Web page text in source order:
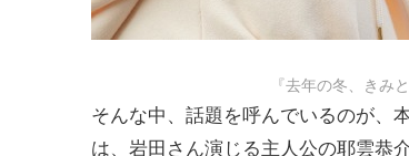
『去年の冬、きみ
そんな中、話題を呼んでいるのが、
は、岩田さん演じる主人公の耶雲恭